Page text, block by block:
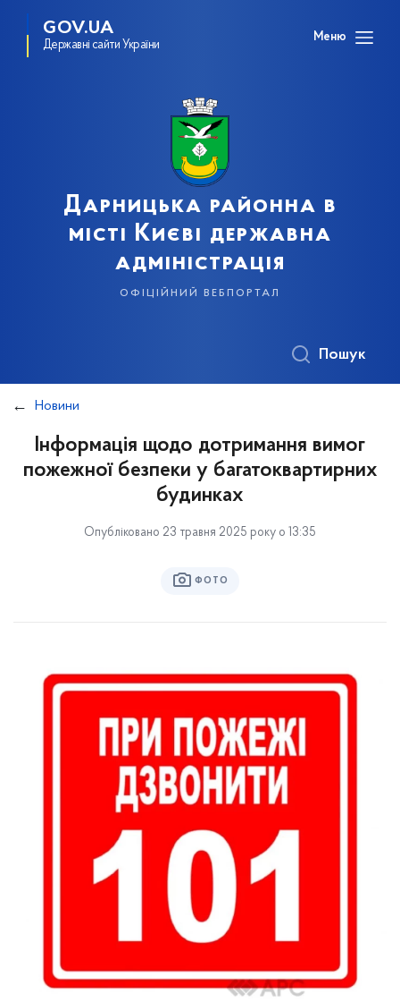
GOV.UA
Державні сайти України
Меню
Дарницька районна в
місті Києві державна
адміністрація
офіційний вебпортал
Пошук
Новини
Інформація щодо дотримання вимог
пожежної безпеки у багатоквартирних
будинках
Опубліковано 23 травня 2025 року о 13:35
ФОТО